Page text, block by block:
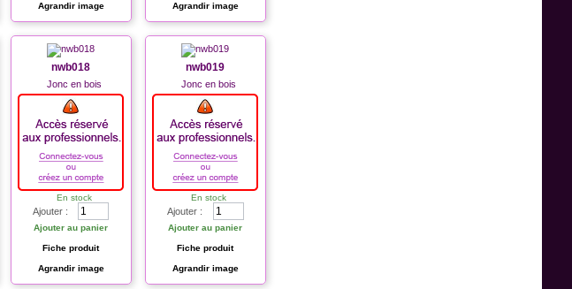
Agrandir image Agrandir image
nwb018
Jonc en bois
En stock
Ajouter :
Ajouter au panier
Fiche produit
Agrandir image
nwb019
Jonc en bois
En stock
Ajouter :
Ajouter au panier
Fiche produit
Agrandir image